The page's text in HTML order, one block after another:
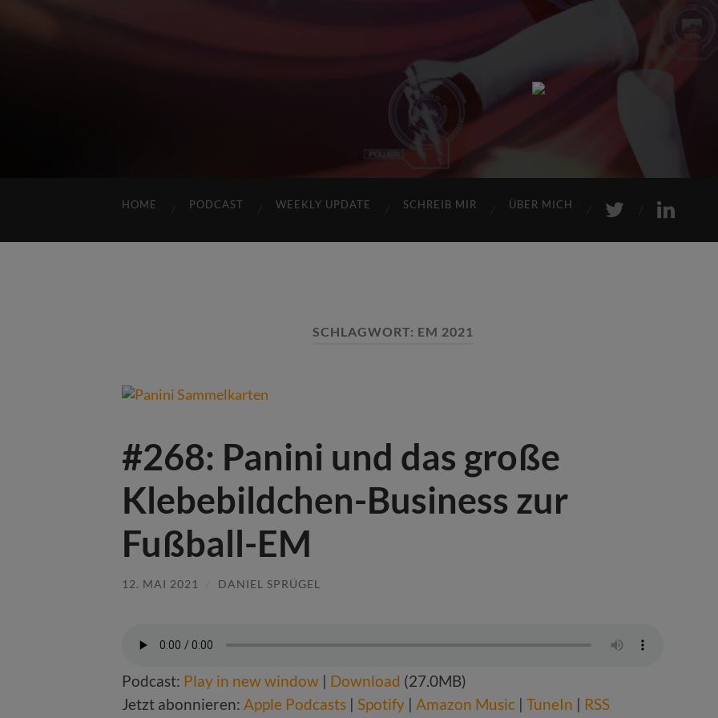
HOME PODCAST WEEKLY UPDATE SCHREIB MIR ÜBER MICH
SCHLAGWORT: EM 2021
#268: Panini und das große
Klebebildchen-Business zur
Fußball-EM
12. MAI 2021 DANIEL SPRÜGEL
Podcast: Play in new window | Download (27.0MB)
Jetzt abonnieren: Apple Podcasts | Spotify | Amazon Music | TuneIn | RSS